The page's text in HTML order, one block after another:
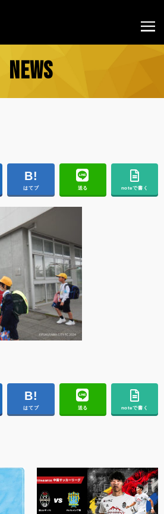
NEWS
はてブ 送る noteで書く
はてブ 送る noteで書く